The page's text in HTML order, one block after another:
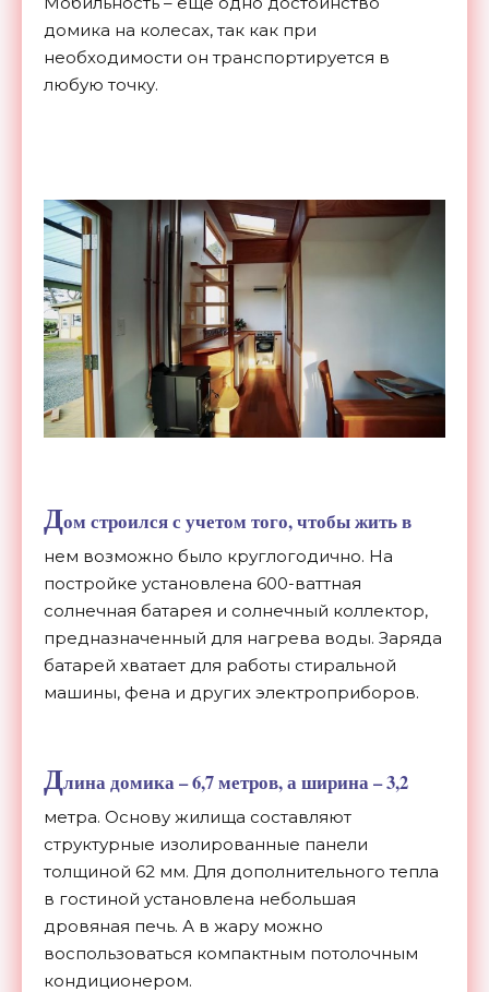
домика на колесах, так как при
необходимости он транспортируется в
любую точку.
Дом строился с учетом того, чтобы жить в
нем возможно было круглогодично. На
постройке установлена 600-ваттная
солнечная батарея и солнечный коллектор,
предназначенный для нагрева воды. Заряда
батарей хватает для работы стиральной
машины, фена и других электроприборов.
Длина домика – 6,7 метров, а ширина – 3,2
метра. Основу жилища составляют
структурные изолированные панели
толщиной 62 мм. Для дополнительного тепла
в гостиной установлена небольшая
дровяная печь. А в жару можно
воспользоваться компактным потолочным
кондиционером.